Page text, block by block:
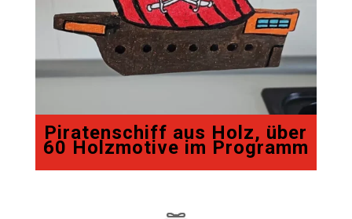
Piratenschiff aus Holz, über
60 Holzmotive im Programm